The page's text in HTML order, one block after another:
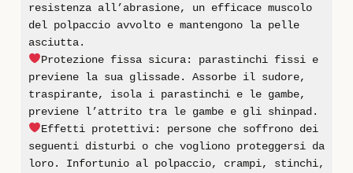
resistenza all’abrasione, un efficace muscolo
del polpaccio avvolto e mantengono la pelle
asciutta.
Protezione fissa sicura: parastinchi fissi e
previene la sua glissade. Assorbe il sudore,
traspirante, isola i parastinchi e le gambe,
previene l’attrito tra le gambe e gli shinpad.
Effetti protettivi: persone che soffrono dei
seguenti disturbi o che vogliono proteggersi da
loro. Infortunio al polpaccio, crampi, stinchi,